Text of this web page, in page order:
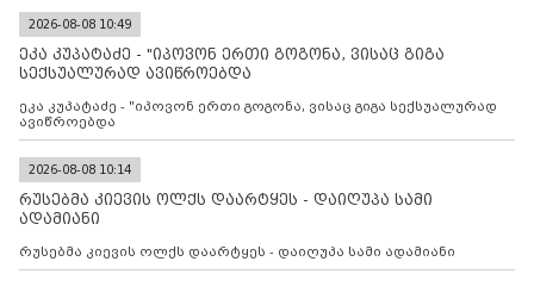
კონტროლს ოკუპირებულ რეგიონებში, აგრძელებს მათი
მილიტარიზაციის პროცესს და აქტიურად დგამს ნაბიჯებს მათი
ფაქტობრივი ანექსიისკენ
2026-08-08 10:49
ეკა კუპატაძე - "იპოვონ ერთი გოგონა, ვისაც გიგა
სექსუალურად ავიწროებდა
ეკა კუპატაძე - "იპოვონ ერთი გოგონა, ვისაც გიგა სექსუალურად
ავიწროებდა
2026-08-08 10:14
რუსებმა კიევის ოლქს დაარტყეს - დაიღუპა სამი
ადამიანი
რუსებმა კიევის ოლქს დაარტყეს - დაიღუპა სამი ადამიანი